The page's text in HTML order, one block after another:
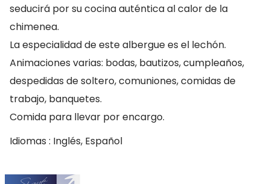
seducirá por su cocina auténtica al calor de la
chimenea.
La especialidad de este albergue es el lechón.
Animaciones varias: bodas, bautizos, cumpleaños,
despedidas de soltero, comuniones, comidas de
trabajo, banquetes.
Comida para llevar por encargo.
Idiomas : Inglés, Español